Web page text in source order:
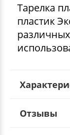
Тарелка
пластик
Отзывы